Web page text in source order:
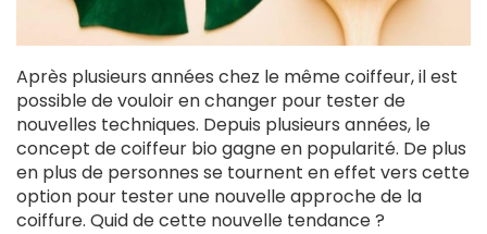
Après plusieurs années chez le même coiffeur, il est
possible de vouloir en changer pour tester de
nouvelles techniques. Depuis plusieurs années, le
concept de coiffeur bio gagne en popularité. De plus
en plus de personnes se tournent en effet vers cette
option pour tester une nouvelle approche de la
coiffure. Quid de cette nouvelle tendance ?